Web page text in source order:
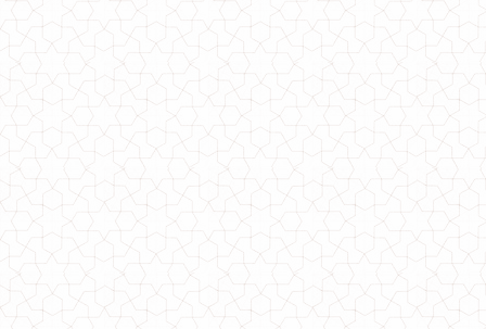
680.00грн.
Женское платье гольф теплое большого размера
550.00грн.